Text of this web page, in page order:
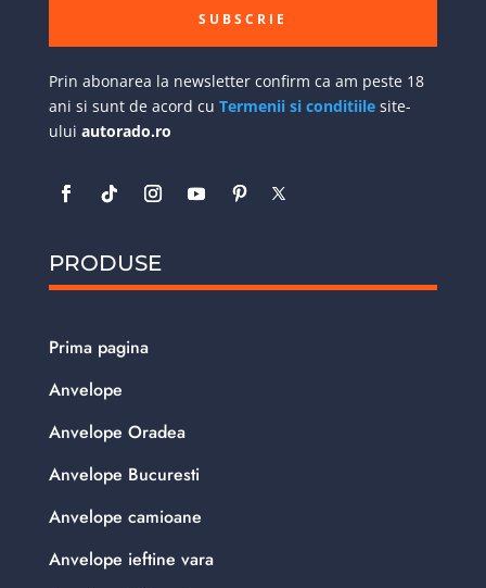
SUBSCRIE
Prin abonarea la newsletter confirm ca am peste 18
ani si sunt de acord cu Termenii si conditiilesite-
ului autorado.ro
PRODUSE
Prima pagina
Anvelope
Anvelope Oradea
Anvelope Bucuresti
Anvelope camioane
Anvelope ieftine vara